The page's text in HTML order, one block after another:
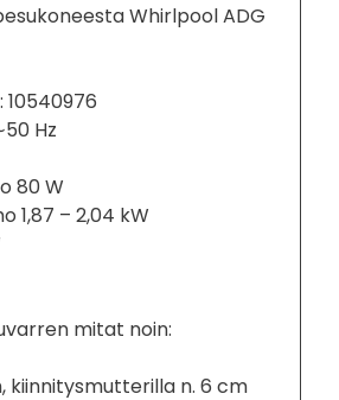
Whirlpool ADG
10540976
Hz
80 W
1,87 – 2,04 kW
mitat noin:
kiinnitysmutterilla n. 6 cm